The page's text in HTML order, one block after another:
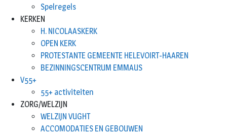
Spelregels
KERKEN
H. NICOLAASKERK
OPEN KERK
PROTESTANTE GEMEENTE HELEVOIRT-HAAREN
BEZINNINGSCENTRUM EMMAUS
V55+
55+ activiteiten
ZORG/WELZIJN
WELZIJN VUGHT
ACCOMODATIES EN GEBOUWEN